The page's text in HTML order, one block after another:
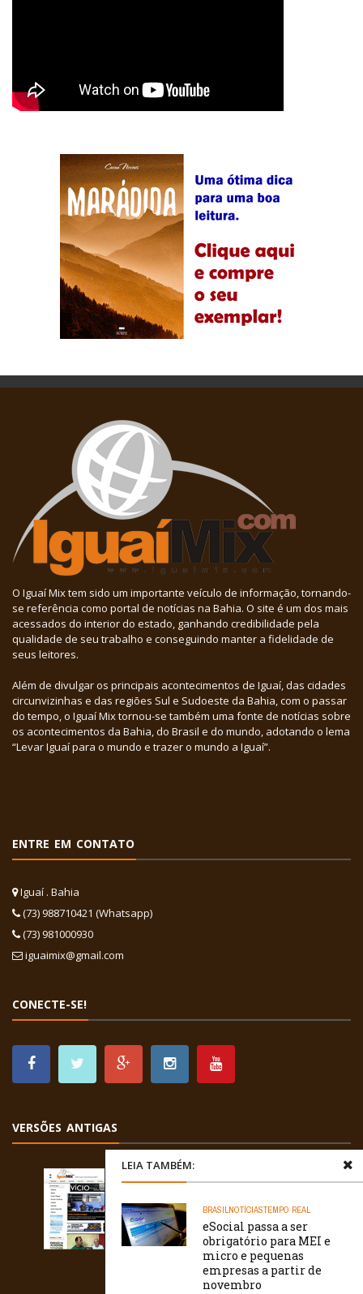
LEIA TAMBÉM:
BRASILNOTÍCIASTEMPO REAL
eSocial passa a ser
obrigatório para MEI e
micro e pequenas
empresas a partir de
novembro
O Iguaí Mix tem sido um importante veículo de informação, tornando-
se referência como portal de notícias na Bahia. O site é um dos mais
acessados do interior do estado, ganhando credibilidade pela
qualidade de seu trabalho e conseguindo manter a fidelidade de
seus leitores.
Além de divulgar os principais acontecimentos de Iguaí, das cidades
circunvizinhas e das regiões Sul e Sudoeste da Bahia, com o passar
do tempo, o Iguaí Mix tornou-se também uma fonte de notícias sobre
os acontecimentos da Bahia, do Brasil e do mundo, adotando o lema
“Levar Iguaí para o mundo e trazer o mundo a Iguaí”.
ENTRE EM CONTATO
Iguaí . Bahia
(73) 988710421 (Whatsapp)
(73) 981000930
iguaimix@gmail.com
CONECTE-SE!
VERSÕES ANTIGAS